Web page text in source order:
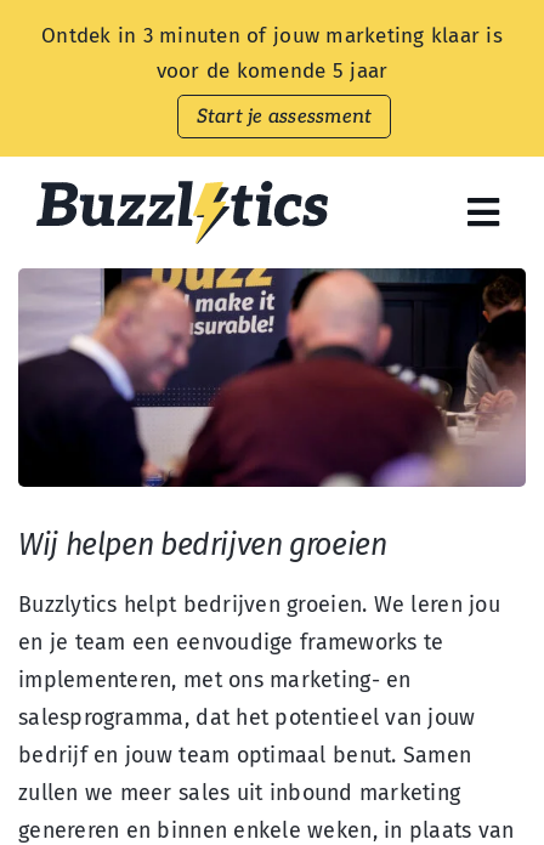
Ontdek in 3 minuten of jouw marketing klaar is
voor de komende 5 jaar
Start je assessment
Endless Customers
Aanbod
Kennisbank
Over ons
Search
for:
Wij helpen bedrijven groeien
Buzzlytics helpt bedrijven groeien. We leren jou
en je team een eenvoudige frameworks te
implementeren, met ons marketing- en
salesprogramma, dat het potentieel van jouw
bedrijf en jouw team optimaal benut. Samen
zullen we meer sales uit inbound marketing
genereren en binnen enkele weken, in plaats van